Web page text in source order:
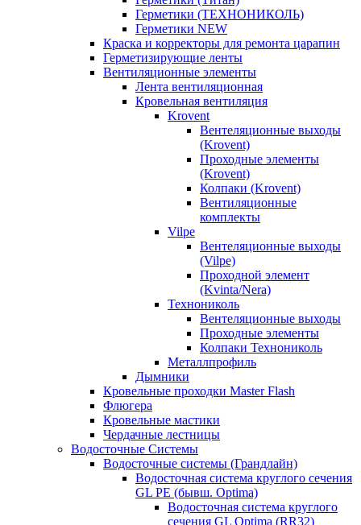
Герметики (ТЕХНОНИКОЛЬ)
Герметики NEW
Краска и корректоры для ремонта царапин
Герметизирующие ленты
Вентиляционные элементы
Лента вентиляционная
Кровельная вентиляция
Krovent
Вентеляционные выходы
(Krovent)
Проходные элементы
(Krovent)
Колпаки (Krovent)
Вентиляционные
комплекты
Vilpe
Вентеляционные выходы
(Vilpe)
Проходной элемент
(Kvinta/Nera)
Технониколь
Вентеляционные выходы
Проходные элементы
Колпаки Технониколь
Металлпрофиль
Дымники
Кровельные проходки Master Flash
Флюгера
Кровельные мастики
Чердачные лестницы
Водосточные Системы
Водосточные системы (Грандлайн)
Водосточная система круглого сечения
GL PE (бывш. Optima)
Водосточная система круглого
сечения GL Optima (RR32)